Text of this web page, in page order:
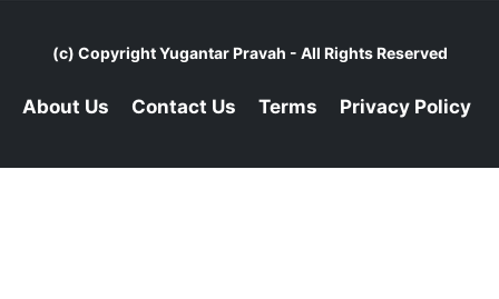
(c) CopyrightYugantar Pravah - All Rights Reserved
About Us Contact Us Terms Privacy Policy